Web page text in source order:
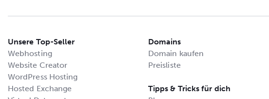
Unsere Top-Seller
Webhosting
Website Creator
WordPress Hosting
Hosted Exchange
Domains
Domain kaufen
Preisliste
Tipps & Tricks für dich